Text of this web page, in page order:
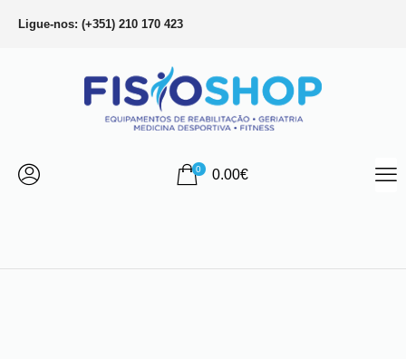
Ligue-nos: (+351) 210 170 423
0 0.00€